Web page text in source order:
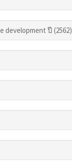
development ปี (2562)